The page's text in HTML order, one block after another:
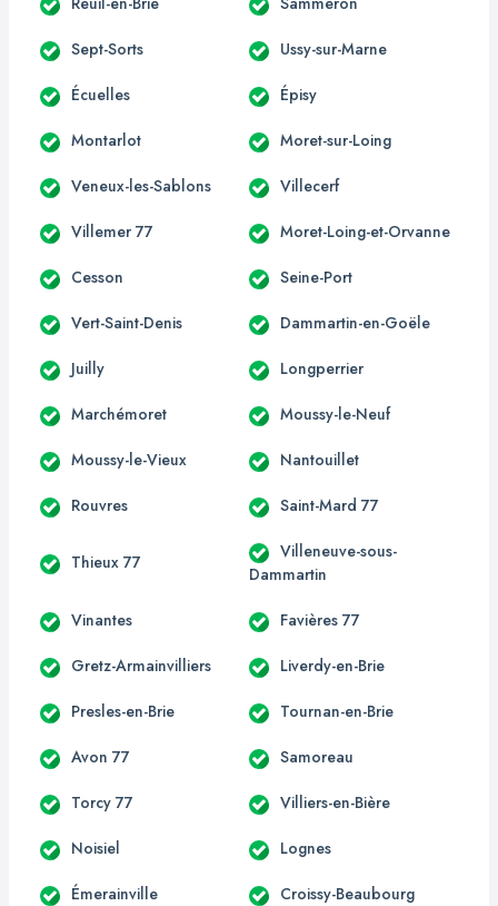
Sept-Sorts Ussy-sur-Marne
Écuelles Épisy
Montarlot Moret-sur-Loing
Veneux-les-Sablons Villecerf
Villemer 77 Moret-Loing-et-Orvanne
Cesson Seine-Port
Vert-Saint-Denis Dammartin-en-Goële
Juilly Longperrier
Marchémoret Moussy-le-Neuf
Moussy-le-Vieux Nantouillet
Rouvres Saint-Mard 77
Thieux 77
Villeneuve-sous-
Dammartin
Vinantes Favières 77
Gretz-Armainvilliers Liverdy-en-Brie
Presles-en-Brie Tournan-en-Brie
Avon 77 Samoreau
Torcy 77 Villiers-en-Bière
Noisiel Lognes
Émerainville Croissy-Beaubourg